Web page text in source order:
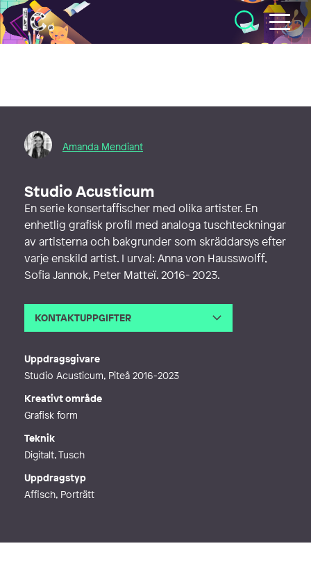
Illustratörcentrum
Amanda Mendiant
Studio Acusticum
En serie konsertaffischer med olika artister. En
enhetlig grafisk profil med analoga tuschteckningar
av artisterna och bakgrunder som skräddarsys efter
varje enskild artist. I urval: Anna von Hausswolff,
Sofia Jannok, Peter Matteï. 2016- 2023.
KONTAKTUPPGIFTER
Uppdragsgivare
Studio Acusticum, Piteå 2016-2023
Kreativt område
Grafisk form
Teknik
Digitalt, Tusch
Uppdragstyp
Affisch, Porträtt